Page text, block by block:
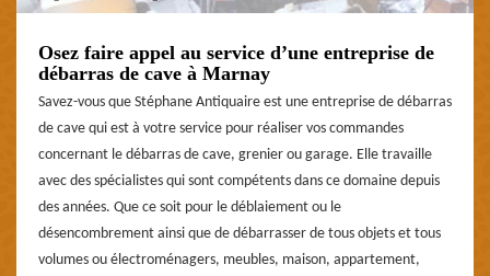
Osez faire appel au service d’une entreprise de
débarras de cave à Marnay
Savez-vous que Stéphane Antiquaire est une entreprise de débarras
de cave qui est à votre service pour réaliser vos commandes
concernant le débarras de cave, grenier ou garage. Elle travaille
avec des spécialistes qui sont compétents dans ce domaine depuis
des années. Que ce soit pour le déblaiement ou le
désencombrement ainsi que de débarrasser de tous objets et tous
volumes ou électroménagers, meubles, maison, appartement,